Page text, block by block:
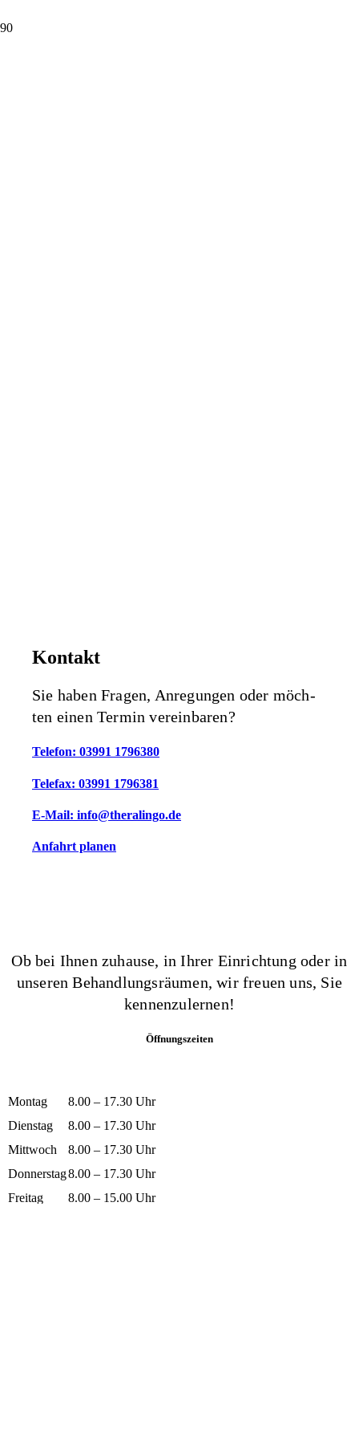
Kon­takt
Sie haben Fra­gen, Anre­gun­gen oder möch­
ten einen Ter­min vereinbaren?
Tele­fon: 03991 1796380
Tele­fax: 03991 1796381
E‑Mail: info@theralingo.de
Anfahrt pla­nen
Ob bei Ihnen zuhau­se, in Ihrer Ein­rich­tung oder in
unse­ren Behand­lungs­räu­men, wir freu­en uns, Sie
kennenzulernen!
Öff­nungs­zei­ten
Mon­tag
8.00 – 17.30 Uhr
Diens­tag
8.00 – 17.30 Uhr
Mitt­woch
8.00 – 17.30 Uhr
Don­ners­tag8.00 – 17.30 Uhr
Frei­tag
8.00 – 15.00 Uhr